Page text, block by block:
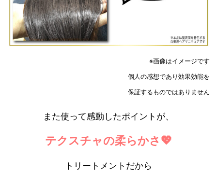
※画像はイメージです
個人の感想であり効果効能を
保証するものではありません
また使って感動したポイントが、
テクスチャの柔らかさ💖
トリートメントだから